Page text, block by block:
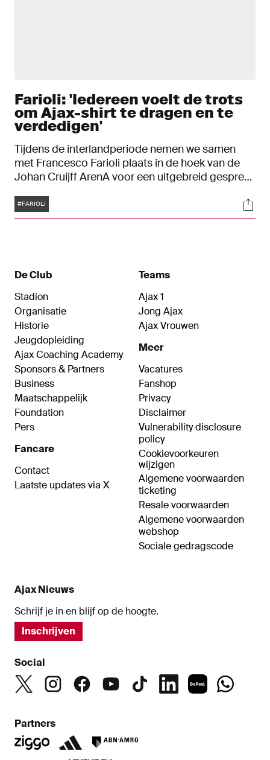
Farioli: 'Iedereen voelt de trots
om Ajax-shirt te dragen en te
verdedigen'
Tijdens de interlandperiode nemen we samen
met Francesco Farioli plaats in de hoek van de
Johan Cruijff ArenA voor een uitgebreid gesprek.
gebeurde en de periode die komen gaat. "De
wedstrijd in Amsterdam was een gekkenhuis, dus
Tags
#FARIOLI
De Club
Stadion
Organisatie
Historie
Jeugdopleiding
Ajax Coaching Academy
Sponsors & Partners
Business
Maatschappelijk
Foundation
Pers
Fancare
Contact
Laatste updates via X
Teams
Ajax 1
Jong Ajax
Ajax Vrouwen
Meer
Vacatures
Fanshop
Privacy
Disclaimer
Vulnerability disclosure
policy
Cookievoorkeuren
wijzigen
Algemene voorwaarden
ticketing
Resale voorwaarden
Algemene voorwaarden
webshop
Sociale gedragscode
Ajax Nieuws
Schrijf je in en blijf op de hoogte.
Inschrijven
Social
Partners